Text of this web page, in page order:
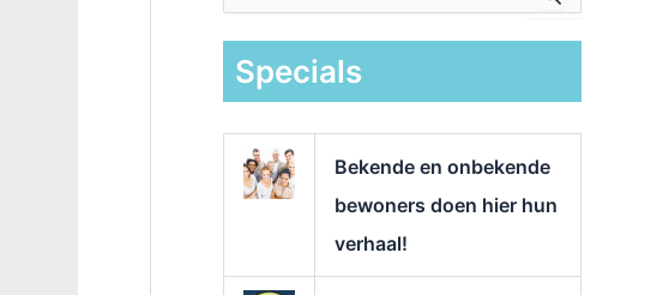
k
Specials
Bekende en onbekende
bewoners doen hier hun
verhaal!